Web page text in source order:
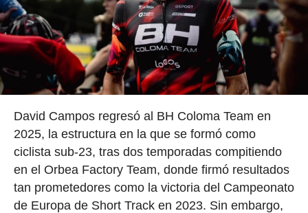
David Campos regresó al BH Coloma Team en
2025, la estructura en la que se formó como
ciclista sub-23, tras dos temporadas compitiendo
en el Orbea Factory Team, donde firmó resultados
tan prometedores como la victoria del Campeonato
de Europa de Short Track en 2023. Sin embargo,